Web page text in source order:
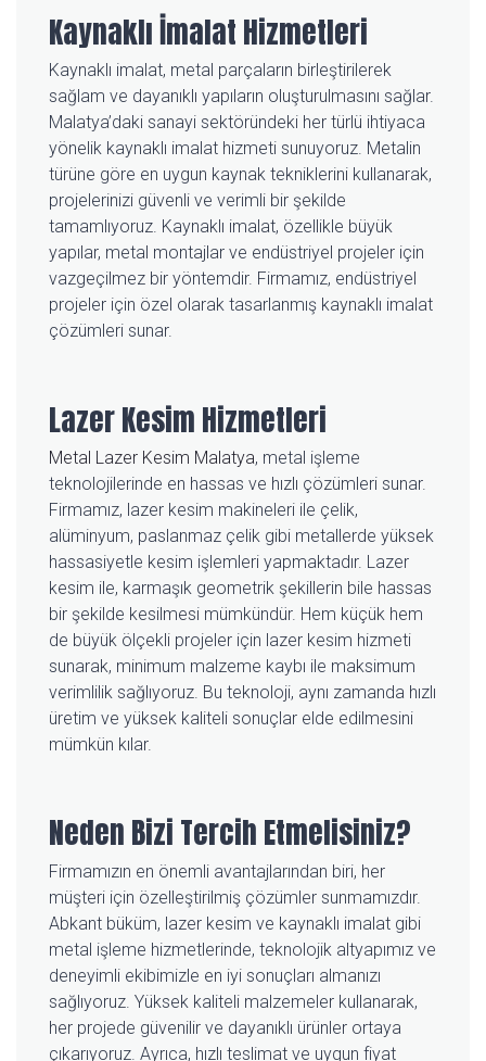
Kaynaklı İmalat Hizmetleri
Kaynaklı imalat, metal parçaların birleştirilerek
sağlam ve dayanıklı yapıların oluşturulmasını sağlar.
Malatya’daki sanayi sektöründeki her türlü ihtiyaca
yönelik kaynaklı imalat hizmeti sunuyoruz. Metalin
türüne göre en uygun kaynak tekniklerini kullanarak,
projelerinizi güvenli ve verimli bir şekilde
tamamlıyoruz. Kaynaklı imalat, özellikle büyük
yapılar, metal montajlar ve endüstriyel projeler için
vazgeçilmez bir yöntemdir. Firmamız, endüstriyel
projeler için özel olarak tasarlanmış kaynaklı imalat
çözümleri sunar.
Lazer Kesim Hizmetleri
Metal Lazer Kesim Malatya, metal işleme
teknolojilerinde en hassas ve hızlı çözümleri sunar.
Firmamız, lazer kesim makineleri ile çelik,
alüminyum, paslanmaz çelik gibi metallerde yüksek
hassasiyetle kesim işlemleri yapmaktadır. Lazer
kesim ile, karmaşık geometrik şekillerin bile hassas
bir şekilde kesilmesi mümkündür. Hem küçük hem
de büyük ölçekli projeler için lazer kesim hizmeti
sunarak, minimum malzeme kaybı ile maksimum
verimlilik sağlıyoruz. Bu teknoloji, aynı zamanda hızlı
üretim ve yüksek kaliteli sonuçlar elde edilmesini
mümkün kılar.
Neden Bizi Tercih Etmelisiniz?
Firmamızın en önemli avantajlarından biri, her
müşteri için özelleştirilmiş çözümler sunmamızdır.
Abkant büküm, lazer kesim ve kaynaklı imalat gibi
metal işleme hizmetlerinde, teknolojik altyapımız ve
deneyimli ekibimizle en iyi sonuçları almanızı
sağlıyoruz. Yüksek kaliteli malzemeler kullanarak,
her projede güvenilir ve dayanıklı ürünler ortaya
çıkarıyoruz. Ayrıca, hızlı teslimat ve uygun fiyat